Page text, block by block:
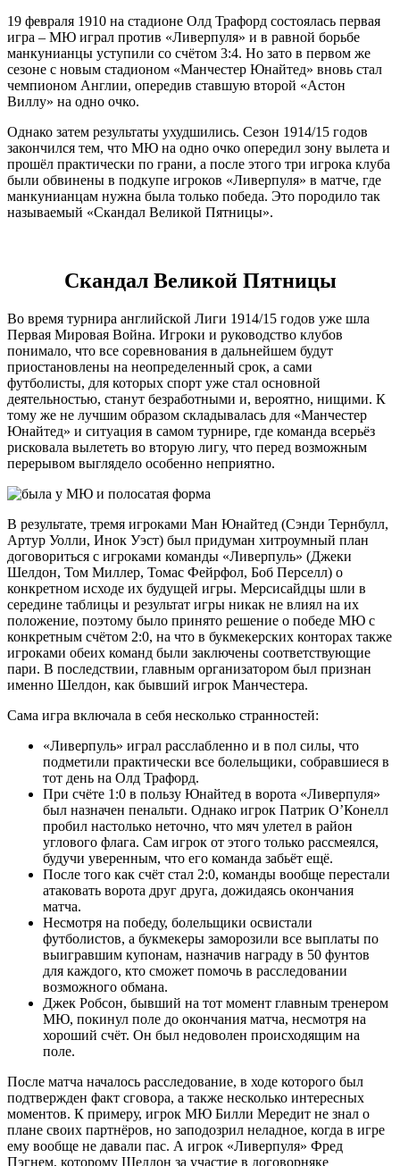
19 февраля 1910 на стадионе Олд Трафорд состоялась первая
игра – МЮ играл против «Ливерпуля» и в равной борьбе
манкунианцы уступили со счётом 3:4. Но зато в первом же
сезоне с новым стадионом «Манчестер Юнайтед» вновь стал
чемпионом Англии, опередив ставшую второй «Астон
Виллу» на одно очко.
Однако затем результаты ухудшились. Сезон 1914/15 годов
закончился тем, что МЮ на одно очко опередил зону вылета и
прошёл практически по грани, а после этого три игрока клуба
были обвинены в подкупе игроков «Ливерпуля» в матче, где
манкунианцам нужна была только победа. Это породило так
называемый «Скандал Великой Пятницы».
Скандал Великой Пятницы
Во время турнира английской Лиги 1914/15 годов уже шла
Первая Мировая Война. Игроки и руководство клубов
понимало, что все соревнования в дальнейшем будут
приостановлены на неопределенный срок, а сами
футболисты, для которых спорт уже стал основной
деятельностью, станут безработными и, вероятно, нищими. К
тому же не лучшим образом складывалась для «Манчестер
Юнайтед» и ситуация в самом турнире, где команда всерьёз
рисковала вылететь во вторую лигу, что перед возможным
перерывом выглядело особенно неприятно.
В результате, тремя игроками Ман Юнайтед (Сэнди Тернбулл,
Артур Уолли, Инок Уэст) был придуман хитроумный план
договориться с игроками команды «Ливерпуль» (Джеки
Шелдон, Том Миллер, Томас Фейрфол, Боб Перселл) о
конкретном исходе их будущей игры. Мерсисайдцы шли в
середине таблицы и результат игры никак не влиял на их
положение, поэтому было принято решение о победе МЮ с
конкретным счётом 2:0, на что в букмекерских конторах также
игроками обеих команд были заключены соответствующие
пари. В последствии, главным организатором был признан
именно Шелдон, как бывший игрок Манчестера.
Сама игра включала в себя несколько странностей:
«Ливерпуль» играл расслабленно и в пол силы, что
подметили практически все болельщики, собравшиеся в
тот день на Олд Трафорд.
При счёте 1:0 в пользу Юнайтед в ворота «Ливерпуля»
был назначен пенальти. Однако игрок Патрик О’Конелл
пробил настолько неточно, что мяч улетел в район
углового флага. Сам игрок от этого только рассмеялся,
будучи уверенным, что его команда забьёт ещё.
После того как счёт стал 2:0, команды вообще перестали
атаковать ворота друг друга, дожидаясь окончания
матча.
Несмотря на победу, болельщики освистали
футболистов, а букмекеры заморозили все выплаты по
выигравшим купонам, назначив награду в 50 фунтов
для каждого, кто сможет помочь в расследовании
возможного обмана.
Джек Робсон, бывший на тот момент главным тренером
МЮ, покинул поле до окончания матча, несмотря на
хороший счёт. Он был недоволен происходящим на
поле.
После матча началось расследование, в ходе которого был
подтвержден факт сговора, а также несколько интересных
моментов. К примеру, игрок МЮ Билли Мередит не знал о
плане своих партнёров, но заподозрил неладное, когда в игре
ему вообще не давали пас. А игрок «Ливерпуля» Фред
Пэгнем, которому Шелдон за участие в договорняке